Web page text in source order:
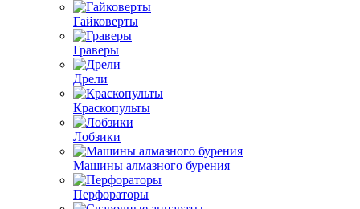
Гайковерты
Граверы
Дрели
Краскопульты
Лобзики
Машины алмазного бурения
Перфораторы